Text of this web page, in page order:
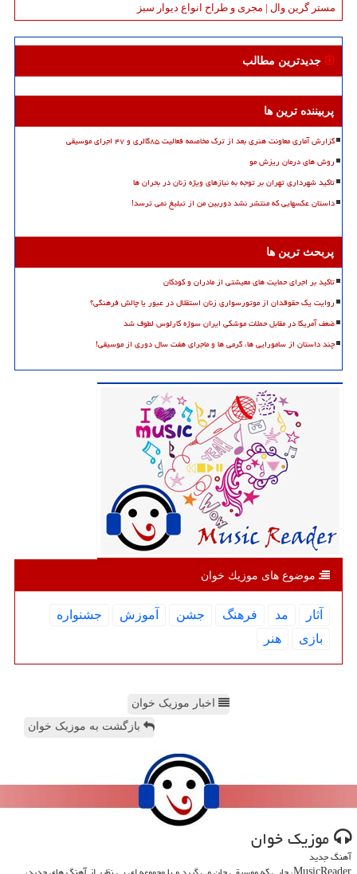
مستر گرین وال | مجری و طراح انواع دیوار سبز
جدیدترین مطالب
پربیننده ترین ها
گزارش آماری معاونت هنری بعد از ترک مخاصمه فعالیت ۸۵گالری و ۴۷ اجرای موسیقی
روش های درمان ریزش مو
تاکید شهرداری تهران بر توجه به نیازهای ویژه زنان در بحران ها
داستان عکسهایی که منتشر نشد دوربین من از تبلیغ نمی ترسد!
پربحث ترین ها
تاکید بر اجرای حمایت های معیشتی از مادران و کودکان
روایت یک حقوقدان از موتورسواری زنان استقلال در عبور یا چالش فرهنگی؟
ضعف آمریکا در مقابل حملات موشکی ایران سوژه کارلوس لطوف شد
چند داستان از سامورایی ها، گرمی ها و ماجرای هفت سال دوری از موسیقی!
موضوع های موزیك خوان
آثار مد فرهنگ جشن آموزش
جشنواره
بازی
هنر
اخبار موزیک خوان
بازگشت به موزیک خوان
موزیك خوان
آهنگ جدید